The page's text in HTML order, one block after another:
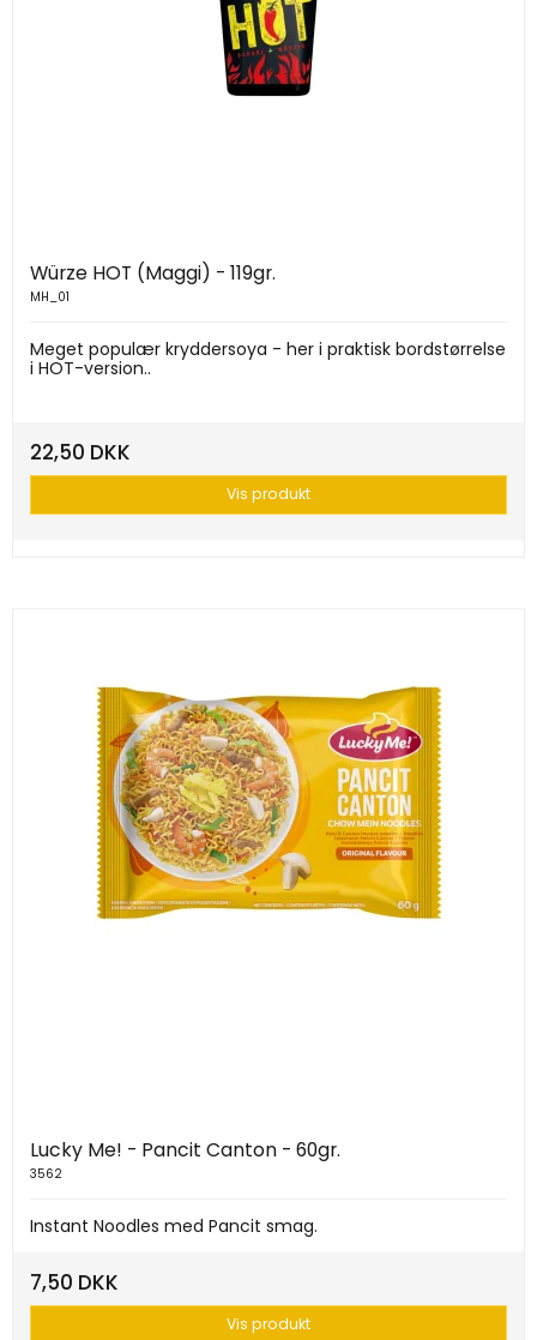
Würze HOT (Maggi) - 119gr.
MH_01
Meget populær kryddersoya - her i praktisk bordstørrelse
i HOT-version..
22,50 DKK
Vis produkt
Lucky Me! - Pancit Canton - 60gr.
3562
Instant Noodles med Pancit smag.
7,50 DKK
Vis produkt